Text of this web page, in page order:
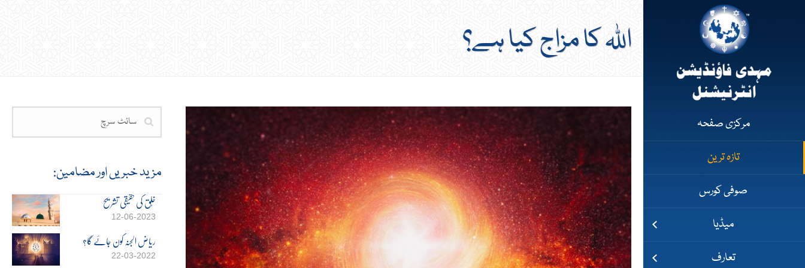
مرکزی صفحہ
تازہ ترین
صوفی کورس
میڈیا
تعارف
اللہ کا مزاج کیا ہے؟
مزید خبریں اور مضامین:
خُلق کی حقیقی تشریح
12-06-2023
ریاض الجنہ کون جائے گا؟
22-03-2022